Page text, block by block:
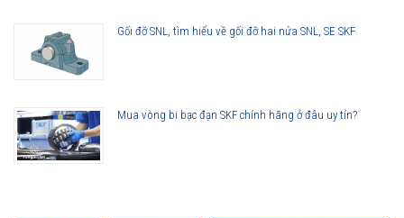
Khả năng che chắn tốt hơn
Khả năng làm việc với vận tốc cao hơn
Vòng bi SKF 63005-2RS1 thế hệ Explorer được nâng lên cao hơn so
với các thế hệ vòng bi SKF trước đây, bởi vậy ở cùng tốc độ nhưng
Gối đỡ SNL, tìm hiểu về gối đỡ hai nửa SNL, SE SKF
Mua vòng bi bạc đạn SKF chính hãng ở đâu uy tín?